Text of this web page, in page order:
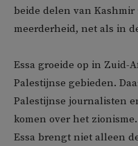
beide delen van
meerderheid, net als in
Essa groeide op in Zuid-
Palestijnse gebieden.
Palestijnse journalisten
komen over het
Essa brengt niet alleen